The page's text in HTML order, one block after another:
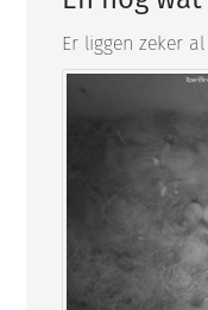
Er liggen zeker